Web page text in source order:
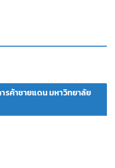
รค้าชายแดน มหาวิทยาลัย